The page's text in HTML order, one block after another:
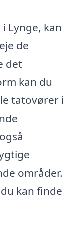
Lynge, kan
de
det
kan du
tatovører i
områder.
kan finde